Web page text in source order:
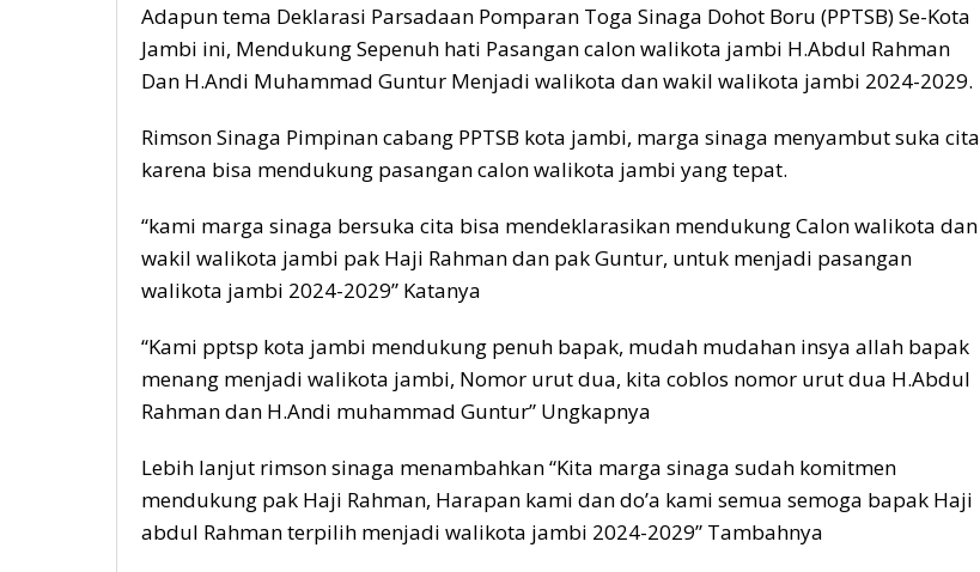
Adapun tema Deklarasi Parsadaan Pomparan Toga Sinaga Dohot Boru (PPTSB) Se-Kota
Jambi ini, Mendukung Sepenuh hati Pasangan calon walikota jambi H.Abdul Rahman
Dan H.Andi Muhammad Guntur Menjadi walikota dan wakil walikota jambi 2024-2029.
Rimson Sinaga Pimpinan cabang PPTSB kota jambi, marga sinaga menyambut suka cita
karena bisa mendukung pasangan calon walikota jambi yang tepat.
“kami marga sinaga bersuka cita bisa mendeklarasikan mendukung Calon walikota dan
wakil walikota jambi pak Haji Rahman dan pak Guntur, untuk menjadi pasangan
walikota jambi 2024-2029” Katanya
“Kami pptsp kota jambi mendukung penuh bapak, mudah mudahan insya allah bapak
menang menjadi walikota jambi, Nomor urut dua, kita coblos nomor urut dua H.Abdul
Rahman dan H.Andi muhammad Guntur” Ungkapnya
Lebih lanjut rimson sinaga menambahkan “Kita marga sinaga sudah komitmen
mendukung pak Haji Rahman, Harapan kami dan do’a kami semua semoga bapak Haji
abdul Rahman terpilih menjadi walikota jambi 2024-2029” Tambahnya